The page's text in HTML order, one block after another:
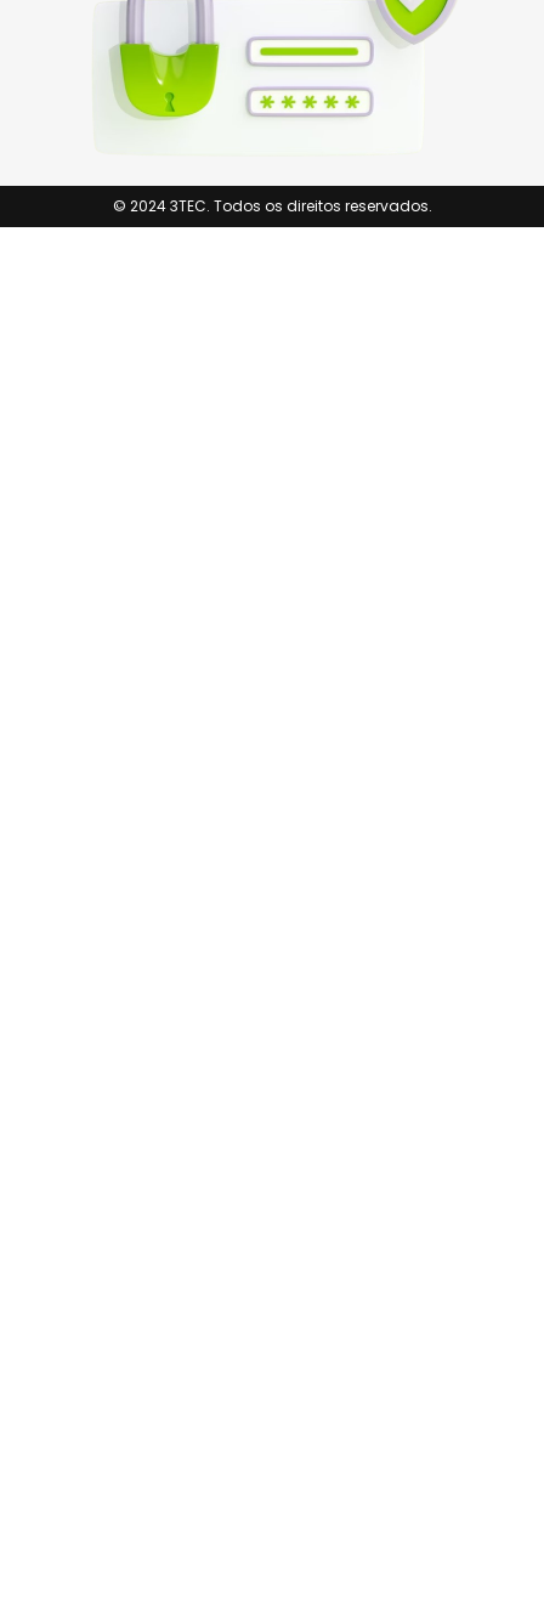
© 2024 3TEC. Todos os direitos reservados.